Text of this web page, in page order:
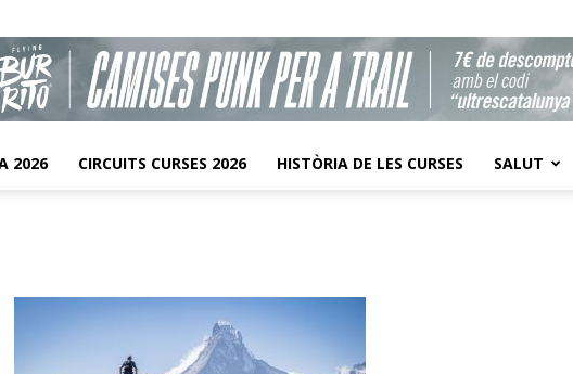
2026 CIRCUITS CURSES 2026 HISTÒRIA DE LES CURSES SALUT